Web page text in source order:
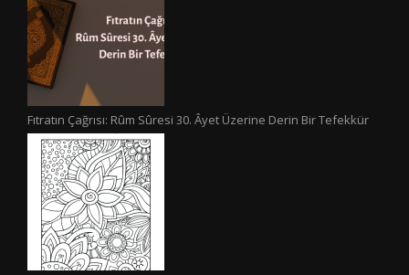
Fıtratın Çağrısı: Rûm Sûresi 30. Âyet Üzerine Derin Bir Tefekkür